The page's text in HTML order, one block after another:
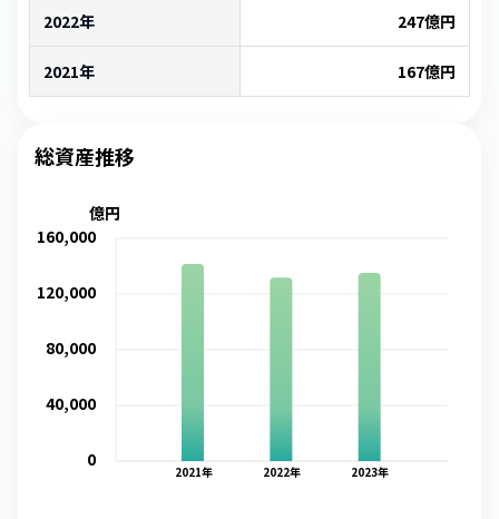
2022年 247億円
2021年 167億円
総資産推移
2021年 2022年 2023年
0
40,000
80,000
120,000
160,000
億円